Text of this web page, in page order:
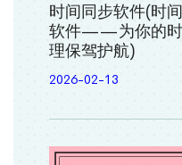
时间同步软件(时
软件——为你的时
理保驾护航)
2026-02-13